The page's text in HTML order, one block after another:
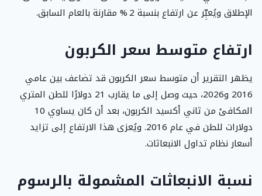
الإطلاق ويُعبِّر عن ارتفاع بنسبة 2 % مقارنة بالعام السابق.
ارتفاع متوسط سعر الكربون
يظهر التقرير أن متوسط سعر الكربون قد تضاعف بين عامي
2016 و2026، حيث وصل إلى ما يقارب 21 دولارًا للطن المتري
المكافئ من ثاني أكسيد الكربون، بعد أن كان يساوي 10
دولارات للطن في عام 2016. ويُعزى هذا الارتفاع إلى تزايد
أسعار نظام تداول الانبعاثات.
نسبة الانبعاثات المشمولة بالرسوم